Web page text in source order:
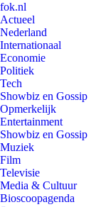
fok.nl
Actueel
Nederland
Internationaal
Economie
Politiek
Tech
Showbiz en Gossip
Opmerkelijk
Entertainment
Showbiz en Gossip
Muziek
Film
Televisie
Media & Cultuur
Bioscoopagenda